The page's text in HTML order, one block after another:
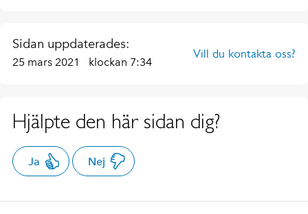
Sidan uppdaterades:
25 mars 2021 klockan 7:34
Vill du kontakta oss?
Hjälpte den här sidan dig?
Ja Nej